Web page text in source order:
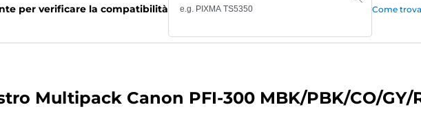
per verificare la compatibilità Come
Multipack Canon PFI-300 MBK/PBK/CO/GY/